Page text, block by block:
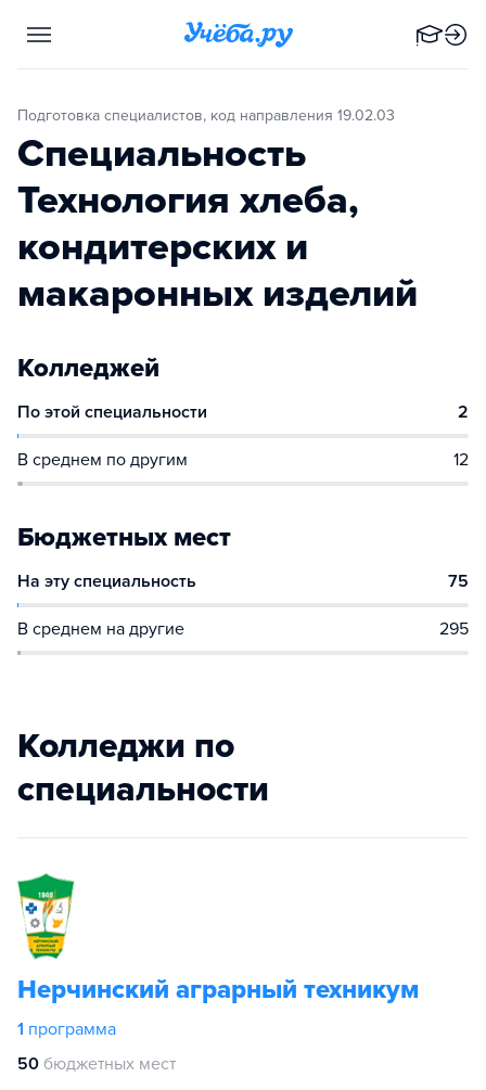
Подготовка специалистов, код направления 19.02.03
Специальность
Технология хлеба,
кондитерских и
макаронных изделий
Колледжей
По этой специальности 2
В среднем по другим 12
Бюджетных мест
На эту специальность 75
В среднем на другие 295
Колледжи по
специальности
Нерчинский аграрный техникум
1 программа
50 бюджетных мест